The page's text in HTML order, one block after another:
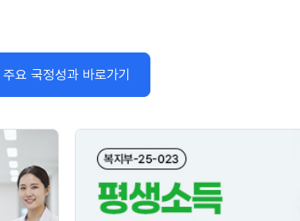
주요 국정성과 바로가기